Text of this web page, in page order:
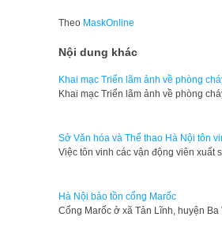
Theo MaskOnline
Nội dung khác
Khai mạc Triển lãm ảnh về phòng
Khai mạc Triển lãm ảnh về phòng
Sở Văn hóa và Thể thao Hà Nội tôn
Việc tôn vinh các vận động viên
Hà Nội bảo tồn cổng Marốc
Cổng Marốc ở xã Tản Lĩnh, huyện